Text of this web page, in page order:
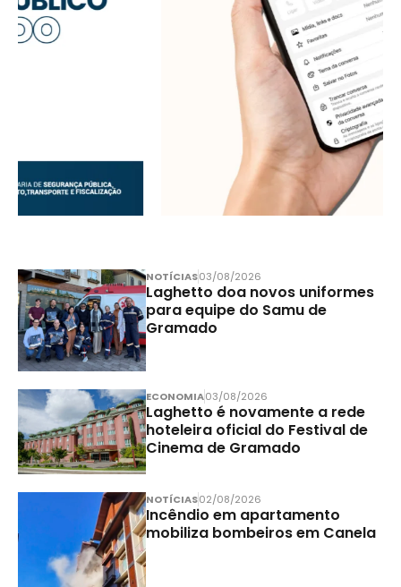
NOTÍCIAS03/08/2026
Laghetto doa novos uniformes
para equipe do Samu de
Gramado
ECONOMIA03/08/2026
Laghetto é novamente a rede
hoteleira oficial do Festival de
Cinema de Gramado
NOTÍCIAS02/08/2026
Incêndio em apartamento
mobiliza bombeiros em Canela